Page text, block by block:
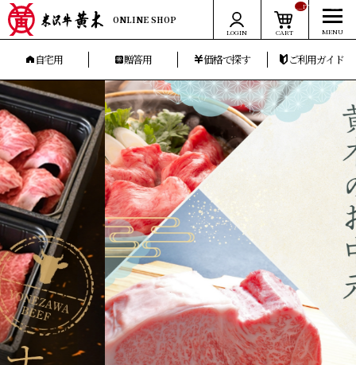
ONLINE SHOP
LOGIN CART
__ITM_CNT__
自宅用 贈答用 価格で探す ご利用ガイド